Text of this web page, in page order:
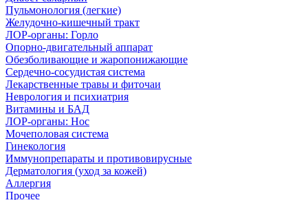
Пульмонология (легкие)
Желудочно-кишечный тракт
ЛОР-органы: Горло
Опорно-двигательный аппарат
Обезболивающие и жаропонижающие
Сердечно-сосудистая система
Лекарственные травы и фиточаи
Неврология и психиатрия
Витамины и БАД
ЛОР-органы: Нос
Мочеполовая система
Гинекология
Иммунопрепараты и противовирусные
Дерматология (уход за кожей)
Аллергия
Прочее